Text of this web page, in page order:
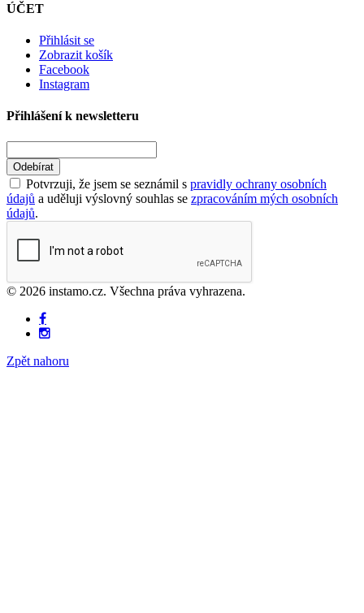
ÚČET
Přihlásit se
Zobrazit košík
Facebook
Instagram
Přihlášení k newsletteru
Odebírat
Potvrzuji, že jsem se seznámil s pravidly ochrany osobních
údajů a uděluji výslovný souhlas se zpracováním mých osobních
údajů.
© 2026 instamo.cz. Všechna práva vyhrazena.
Zpět nahoru